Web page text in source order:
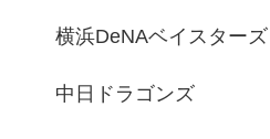
横浜DeNAベイスターズ
中日ドラゴンズ